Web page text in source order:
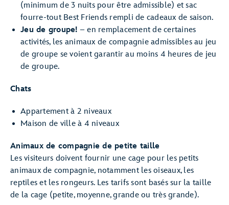
(minimum de 3 nuits pour être admissible) et sac
fourre-tout Best Friends rempli de cadeaux de saison.
Jeu de groupe! – en remplacement de certaines
activités, les animaux de compagnie admissibles au jeu
de groupe se voient garantir au moins 4 heures de jeu
de groupe.
Chats
Appartement à 2 niveaux
Maison de ville à 4 niveaux
Animaux de compagnie de petite taille
Les visiteurs doivent fournir une cage pour les petits
animaux de compagnie, notamment les oiseaux, les
reptiles et les rongeurs. Les tarifs sont basés sur la taille
de la cage (petite, moyenne, grande ou très grande).